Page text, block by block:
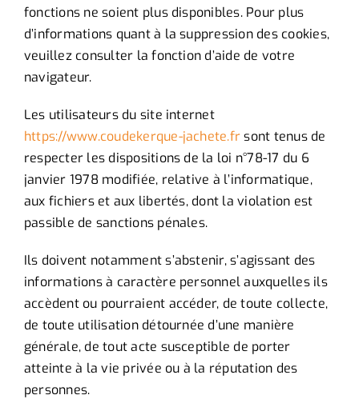
fonctions ne soient plus disponibles. Pour plus
d’informations quant à la suppression des cookies,
veuillez consulter la fonction d’aide de votre
navigateur.
Les utilisateurs du site internet
https://www.coudekerque-jachete.frsont tenus de
respecter les dispositions de la loi n°78-17 du 6
janvier 1978 modifiée, relative à l’informatique,
aux fichiers et aux libertés, dont la violation est
passible de sanctions pénales.
Ils doivent notamment s’abstenir, s’agissant des
informations à caractère personnel auxquelles ils
accèdent ou pourraient accéder, de toute collecte,
de toute utilisation détournée d’une manière
générale, de tout acte susceptible de porter
atteinte à la vie privée ou à la réputation des
personnes.